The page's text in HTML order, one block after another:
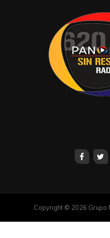
Copyright © 2026 Grupo